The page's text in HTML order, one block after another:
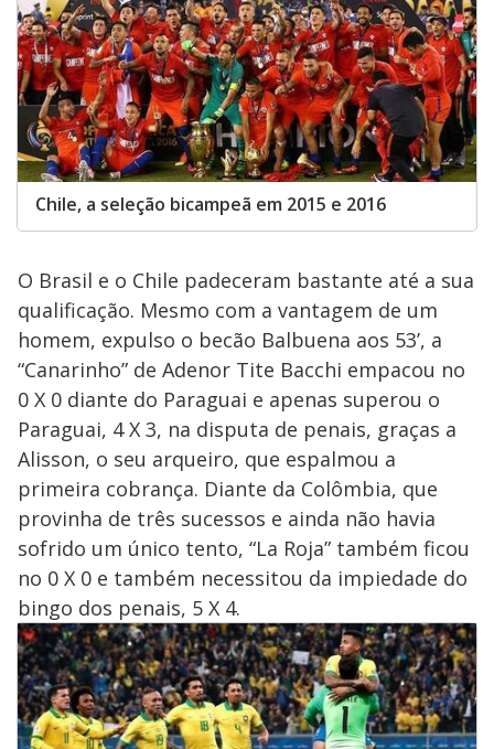
Chile, a seleção bicampeã em 2015 e 2016
O Brasil e o Chile padeceram bastante até a sua
qualificação. Mesmo com a vantagem de um
homem, expulso o becão Balbuena aos 53’, a
“Canarinho” de Adenor Tite Bacchi empacou no
0 X 0 diante do Paraguai e apenas superou o
Paraguai, 4 X 3, na disputa de penais, graças a
Alisson, o seu arqueiro, que espalmou a
primeira cobrança. Diante da Colômbia, que
provinha de três sucessos e ainda não havia
sofrido um único tento, “La Roja” também ficou
no 0 X 0 e também necessitou da impiedade do
bingo dos penais, 5 X 4.